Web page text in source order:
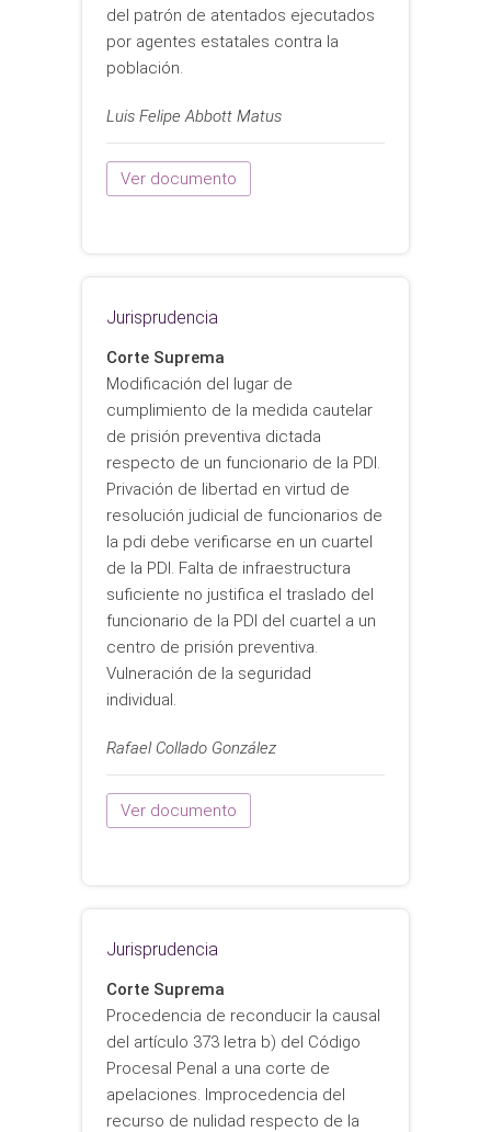
del patrón de atentados ejecutados
por agentes estatales contra la
población.
Luis Felipe Abbott Matus
Ver documento
Jurisprudencia
Corte Suprema
Modificación del lugar de
cumplimiento de la medida cautelar
de prisión preventiva dictada
respecto de un funcionario de la PDI.
Privación de libertad en virtud de
resolución judicial de funcionarios de
la pdi debe verificarse en un cuartel
de la PDI. Falta de infraestructura
suficiente no justifica el traslado del
funcionario de la PDI del cuartel a un
centro de prisión preventiva.
Vulneración de la seguridad
individual.
Rafael Collado González
Ver documento
Jurisprudencia
Corte Suprema
Procedencia de reconducir la causal
del artículo 373 letra b) del Código
Procesal Penal a una corte de
apelaciones. Improcedencia del
recurso de nulidad respecto de la